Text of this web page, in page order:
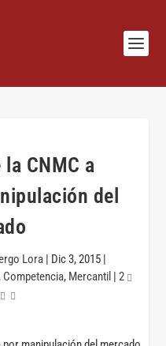
CNMC a
del
Lora| Dic 3, 2015|
, Competencia, Mercantil | 2